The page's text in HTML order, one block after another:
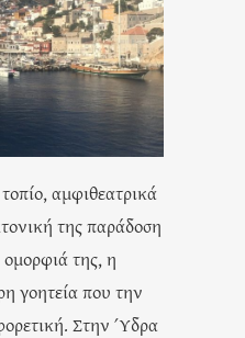
αμφιθεατρικά
της παράδοση
της, η
γοητεία που την
Στην Ύδρα